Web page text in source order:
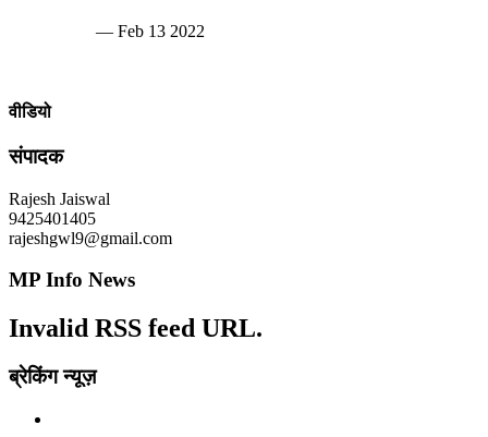
— Feb 13 2022
वीडियो
संपादक
Rajesh Jaiswal
9425401405
rajeshgwl9@gmail.com
MP Info News
Invalid RSS feed URL.
ब्रेकिंग न्यूज़